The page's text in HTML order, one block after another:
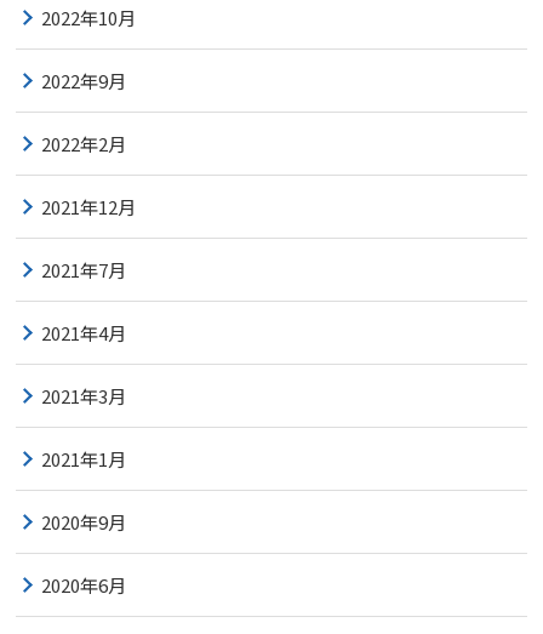
2022年10月
2022年9月
2022年2月
2021年12月
2021年7月
2021年4月
2021年3月
2021年1月
2020年9月
2020年6月